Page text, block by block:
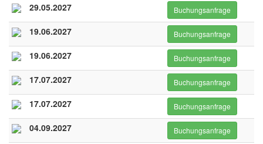
29.05.2027 Buchungsanfrage
19.06.2027 Buchungsanfrage
19.06.2027 Buchungsanfrage
17.07.2027 Buchungsanfrage
17.07.2027 Buchungsanfrage
04.09.2027 Buchungsanfrage